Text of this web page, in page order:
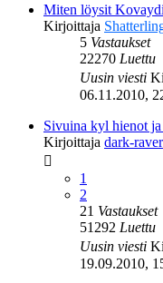
Miten löysit
Kirjoittaja
5 Vastaukset
22270 Luettu
Uusin viesti
06.11.2010,
Sivuina kyl hienot
Kirjoittaja dark-raver
1
2
21 Vastaukset
51292 Luettu
Uusin viesti
19.09.2010,